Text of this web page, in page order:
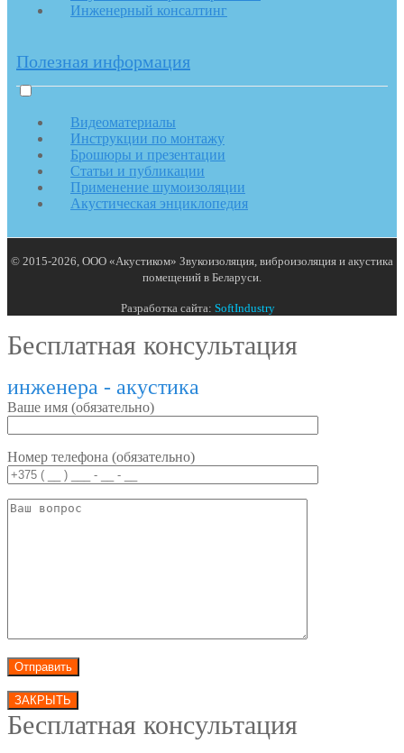
Инженерный консалтинг
Полезная информация
Видеоматериалы
Инструкции по монтажу
Брошюры и презентации
Статьи и публикации
Применение шумоизоляции
Акустическая энциклопедия
© 2015-2026, ООО «Акустиком» Звукоизоляция, виброизоляция и акустика
помещений в Беларуси.
Разработка сайта: SoftIndustry
Бесплатная консультация
инженера - акустика
Ваше имя (обязательно)
Номер телефона (обязательно)
ЗАКРЫТЬ
Бесплатная консультация